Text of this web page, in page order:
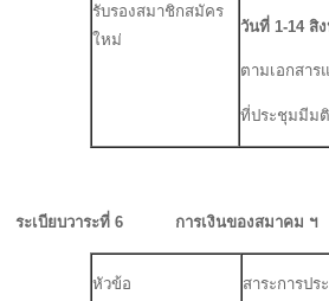
รับรองสมาชิกสมัคร
ใหม่
วันที่ 1-14 สิ
ตามเอกสาร
ที่ประชุมมีมติ
ระเบียบวาระที่ 6 การเงินของสมาคม ฯ
หัวข้อ สาระการป